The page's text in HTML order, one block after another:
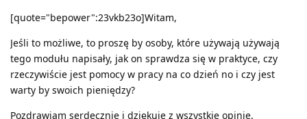
[quote="bepower":23vkb23o]Witam,
Jeśli to możliwe, to proszę by osoby, które używają używają
tego modułu napisały, jak on sprawdza się w praktyce, czy
rzeczywiście jest pomocy w pracy na co dzień no i czy jest
warty by swoich pieniędzy?
Pozdrawiam serdecznie i dziękuje z wszystkie opinie.